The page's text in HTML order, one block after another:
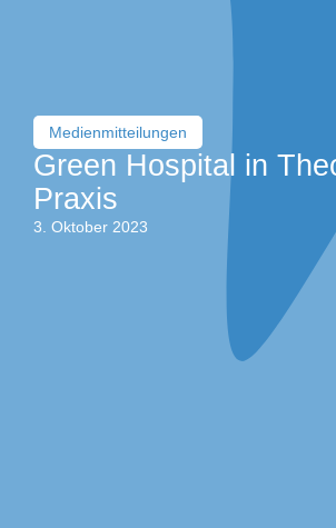
Medienmitteilungen
Green Hospital in
Praxis
3. Oktober 2023